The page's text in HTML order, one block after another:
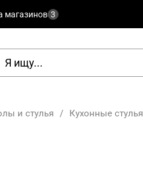
магазинов 3
и стулья / Кухонные стулья